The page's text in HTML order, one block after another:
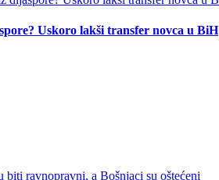
Uskoro lakši transfer novca u BiH